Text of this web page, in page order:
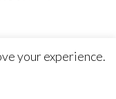
your experience.